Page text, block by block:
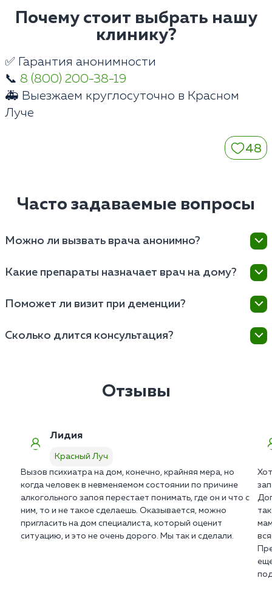
Почему стоит выбрать нашу
клинику?
✅ Гарантия анонимности
📞 8 (800) 200-38-19
🚑 Выезжаем круглосуточно в Красном
Луче
48
Часто задаваемые вопросы
Можно ли вызвать врача анонимно?
полную конфиденциальность визита. Мы не ставим
данные в госорганы.
Какие препараты назначает врач на дому?
антидепрессанты, нейролептики или
выписываются на месте после осмотра.
Поможет ли визит при деменции?
золотой стандарт при нарушениях памяти или
Сколько длится консультация?
дать подробные инструкции родственникам по
Отзывы
Лидия
Красный Луч
Вызов психиатра на дом, конечно, крайняя мера, но
когда человек в невменяемом состоянии по причине
алкогольного запоя перестает понимать, где он и что с
ним, то и не такое сделаешь. Оказывается, можно
пригласить на дом специалиста, который оценит
ситуацию, и это не очень дорого. Мы так и сделали.